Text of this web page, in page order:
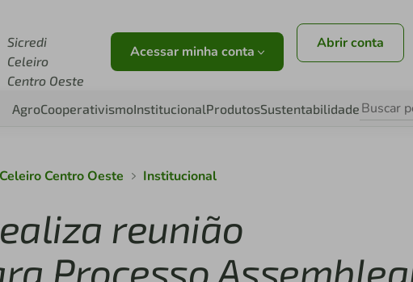
Sicredi
Celeiro
Centro Oeste
Acessar minha conta Abrir conta
AgroCooperativismoInstitucionalProdutosSustentabilidade
Centro Oeste Institucional
reunião
Processo